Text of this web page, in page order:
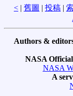
< | 舊圖 | 投稿 |
Authors &
NASA
NASA
A